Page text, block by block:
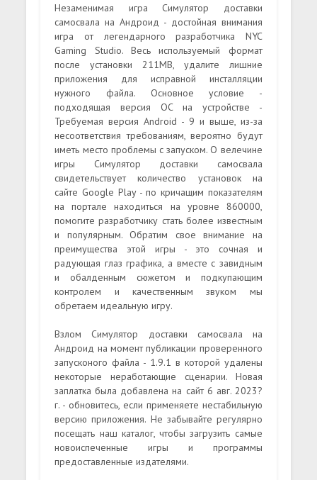
Незаменимая игра Симулятор доставки
самосвала на Андроид - достойная внимания
игра от легендарного разработчика NYC
Gaming Studio. Весь используемый формат
после установки 211MB, удалите лишние
приложения для исправной инсталляции
нужного файла. Основное условие -
подходящая версия ОС на устройстве -
Требуемая версия Android - 9 и выше, из-за
несоответствия требованиям, вероятно будут
иметь место проблемы с запуском. О велечине
игры Симулятор доставки самосвала
свидетельствует количество установок на
сайте Google Play - по кричащим показателям
на портале находиться на уровне 860000,
помогите разработчику стать более известным
и популярным. Обратим свое внимание на
преимущества этой игры - это сочная и
радующая глаз графика, а вместе с завидным
и обалденным сюжетом и подкупающим
контролем и качественным звуком мы
обретаем идеальную игру.
Взлом Симулятор доставки самосвала на
Андроид на момент публикации проверенного
запусконого файла - 1.9.1 в которой удалены
некоторые неработающие сценарии. Новая
заплатка была добавлена на сайт 6 авг. 2023?
г. - обновитесь, если применяете нестабильную
версию приложения. Не забывайте регулярно
посещать наш каталог, чтобы загрузить самые
новоиспеченные игры и программы
предоставленные издателями.